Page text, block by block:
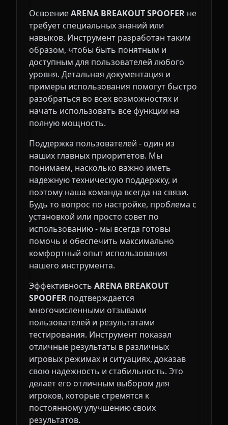
ОсвоениеARENA BREAKOUT SPOOFER не
требует специальных знаний или
навыков. Инструмент разработан таким
образом, чтобы быть понятным и
доступным для пользователей любого
уровня. Детальная документация и
примеры использования помогут быстро
разобраться во всех возможностях и
начать использовать все функции на
полную мощность.
Поддержка пользователей - один из
наших главных приоритетов. Мы
понимаем, насколько важно иметь
надежную техническую поддержку, и
поэтому наша команда всегда на связи.
Будь то вопрос по настройке, проблема с
установкой или просто совет по
использованию - мы всегда готовы
помочь и обеспечить максимально
комфортный опыт использования
нашего инструмента.
Эффективность ARENA BREAKOUT
SPOOFER подтверждается
многочисленными отзывами
пользователей и результатами
тестирования. Инструмент показал
отличные результаты в различных
игровых режимах и ситуациях, доказав
свою надежность и стабильность. Это
делает его отличным выбором для
игроков, которые стремятся к
постоянному улучшению своих
результатов.